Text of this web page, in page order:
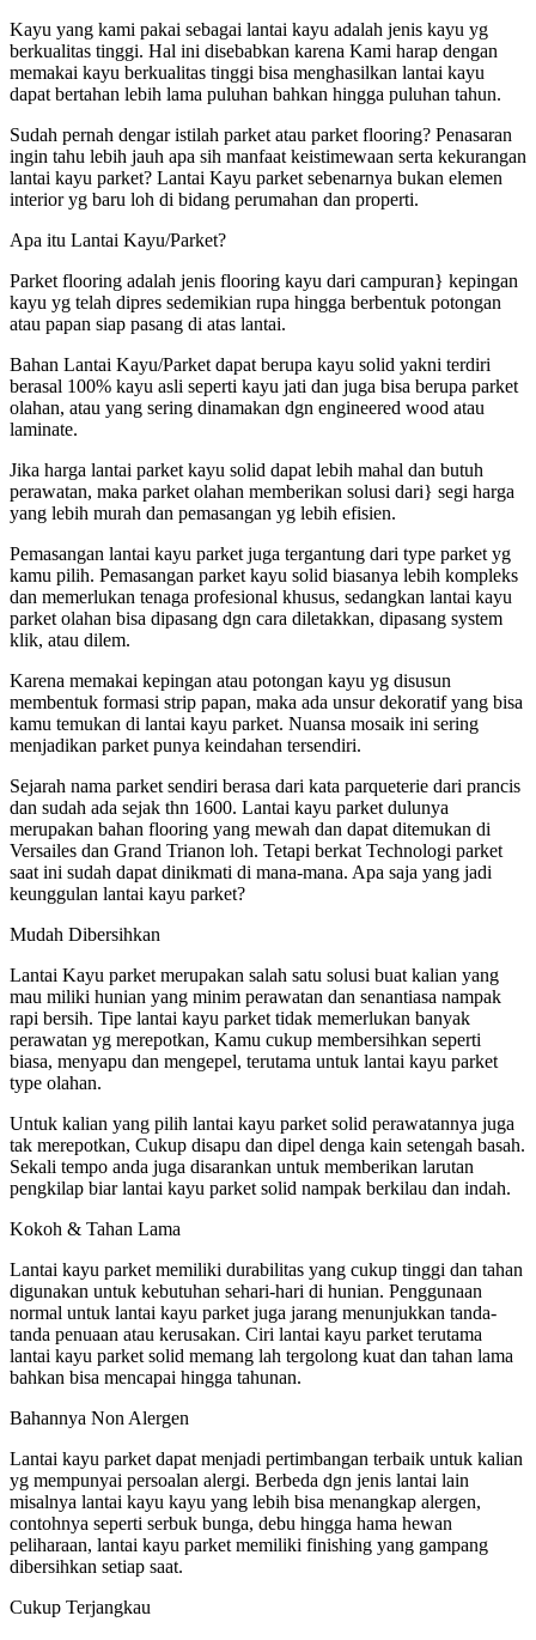
Kayu yang kami pakai sebagai lantai kayu adalah jenis kayu yg
berkualitas tinggi. Hal ini disebabkan karena Kami harap dengan
memakai kayu berkualitas tinggi bisa menghasilkan lantai kayu
dapat bertahan lebih lama puluhan bahkan hingga puluhan tahun.
Sudah pernah dengar istilah parket atau parket flooring? Penasaran
ingin tahu lebih jauh apa sih manfaat keistimewaan serta kekurangan
lantai kayu parket? Lantai Kayu parket sebenarnya bukan elemen
interior yg baru loh di bidang perumahan dan properti.
Apa itu Lantai Kayu/Parket?
Parket flooring adalah jenis flooring kayu dari campuran} kepingan
kayu yg telah dipres sedemikian rupa hingga berbentuk potongan
atau papan siap pasang di atas lantai.
Bahan Lantai Kayu/Parket dapat berupa kayu solid yakni terdiri
berasal 100% kayu asli seperti kayu jati dan juga bisa berupa parket
olahan, atau yang sering dinamakan dgn engineered wood atau
laminate.
Jika harga lantai parket kayu solid dapat lebih mahal dan butuh
perawatan, maka parket olahan memberikan solusi dari} segi harga
yang lebih murah dan pemasangan yg lebih efisien.
Pemasangan lantai kayu parket juga tergantung dari type parket yg
kamu pilih. Pemasangan parket kayu solid biasanya lebih kompleks
dan memerlukan tenaga profesional khusus, sedangkan lantai kayu
parket olahan bisa dipasang dgn cara diletakkan, dipasang system
klik, atau dilem.
Karena memakai kepingan atau potongan kayu yg disusun
membentuk formasi strip papan, maka ada unsur dekoratif yang bisa
kamu temukan di lantai kayu parket. Nuansa mosaik ini sering
menjadikan parket punya keindahan tersendiri.
Sejarah nama parket sendiri berasa dari kata parqueterie dari prancis
dan sudah ada sejak thn 1600. Lantai kayu parket dulunya
merupakan bahan flooring yang mewah dan dapat ditemukan di
Versailes dan Grand Trianon loh. Tetapi berkat Technologi parket
saat ini sudah dapat dinikmati di mana-mana. Apa saja yang jadi
keunggulan lantai kayu parket?
Mudah Dibersihkan
Lantai Kayu parket merupakan salah satu solusi buat kalian yang
mau miliki hunian yang minim perawatan dan senantiasa nampak
rapi bersih. Tipe lantai kayu parket tidak memerlukan banyak
perawatan yg merepotkan, Kamu cukup membersihkan seperti
biasa, menyapu dan mengepel, terutama untuk lantai kayu parket
type olahan.
Untuk kalian yang pilih lantai kayu parket solid perawatannya juga
tak merepotkan, Cukup disapu dan dipel denga kain setengah basah.
Sekali tempo anda juga disarankan untuk memberikan larutan
pengkilap biar lantai kayu parket solid nampak berkilau dan indah.
Kokoh & Tahan Lama
Lantai kayu parket memiliki durabilitas yang cukup tinggi dan tahan
digunakan untuk kebutuhan sehari-hari di hunian. Penggunaan
normal untuk lantai kayu parket juga jarang menunjukkan tanda-
tanda penuaan atau kerusakan. Ciri lantai kayu parket terutama
lantai kayu parket solid memang lah tergolong kuat dan tahan lama
bahkan bisa mencapai hingga tahunan.
Bahannya Non Alergen
Lantai kayu parket dapat menjadi pertimbangan terbaik untuk kalian
yg mempunyai persoalan alergi. Berbeda dgn jenis lantai lain
misalnya lantai kayu kayu yang lebih bisa menangkap alergen,
contohnya seperti serbuk bunga, debu hingga hama hewan
peliharaan, lantai kayu parket memiliki finishing yang gampang
dibersihkan setiap saat.
Cukup Terjangkau